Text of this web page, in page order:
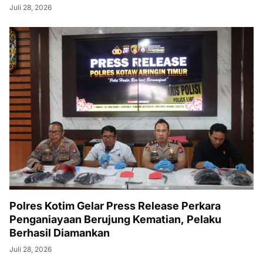
Juli 28, 2026
Polres Kotim Gelar Press Release Perkara
Penganiayaan Berujung Kematian, Pelaku
Berhasil Diamankan
Juli 28, 2026